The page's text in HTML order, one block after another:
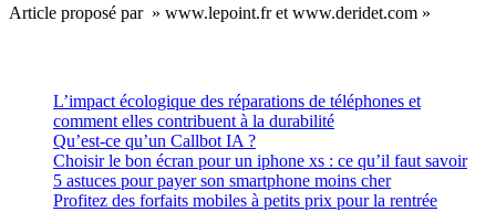
Article proposé par » www.lepoint.fr et www.deridet.com »
L’impact écologique des réparations de téléphones et
comment elles contribuent à la durabilité
Qu’est-ce qu’un Callbot IA ?
Choisir le bon écran pour un iphone xs : ce qu’il faut savoir
5 astuces pour payer son smartphone moins cher
Profitez des forfaits mobiles à petits prix pour la rentrée